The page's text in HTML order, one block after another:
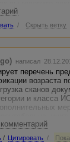
/ Скрыть ветку
написал
перечень
возраста
сканов
и класса
для
/ Цитировать /